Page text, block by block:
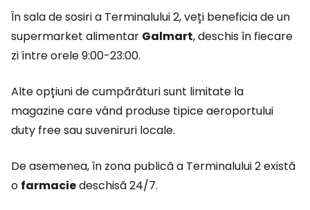
În sala de sosiri a Terminalului 2, veți beneficia de un
supermarket alimentar Galmart, deschis în fiecare
zi între orele 9:00-23:00.
Alte opțiuni de cumpărături sunt limitate la
magazine care vând produse tipice aeroportului
duty freesau suveniruri locale.
De asemenea, în zona publică a Terminalului 2 există
o farmaciedeschisă 24/7.